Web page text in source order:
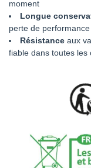
moment
Longue
perte de performance
Résistance aux
fiable dans toutes les